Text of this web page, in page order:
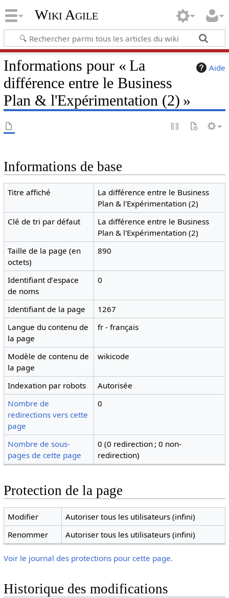
Wiki Agile
Aide
Informations pour « La
différence entre le Business
Plan & l'Expérimentation (2) »
Informations de base
Titre affiché
La différence entre le Business
Plan & l'Expérimentation (2)
Clé de tri par défaut
La différence entre le Business
Plan & l'Expérimentation (2)
Taille de la page (en
octets)
890
Identifiant dʼespace
de noms
0
Identifiant de la page
1267
Langue du contenu de
la page
fr - français
Modèle de contenu de
la page
wikicode
Indexation par robots
Autorisée
Nombre de
redirections vers cette
page
0
Nombre de sous-
pages de cette page
0 (0 redirection ; 0 non-
redirection)
Protection de la page
Modifier
Autoriser tous les utilisateurs (infini)
Renommer
Autoriser tous les utilisateurs (infini)
Voir le journal des protections pour cette page.
Historique des modifications